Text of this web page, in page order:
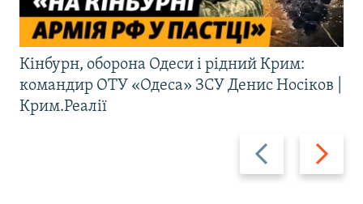
Назад Вперед
Кінбурн, оборона Одеси і рідний Крим:
командир ОТУ «Одеса» ЗСУ Денис Носіков |
Крим.Реалії